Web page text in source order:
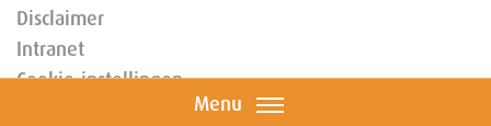
Disclaimer
Intranet
Cookie-instellingen
Menu